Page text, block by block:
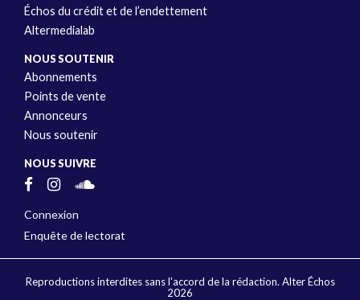
Échos du crédit et de l’endettement
Altermedialab
NOUS SOUTENIR
Abonnements
Points de vente
Annonceurs
Nous soutenir
NOUS SUIVRE
Connexion
Enquête de lectorat
Reproductions interdites sans l'accord de la rédaction. Alter Échos
2026